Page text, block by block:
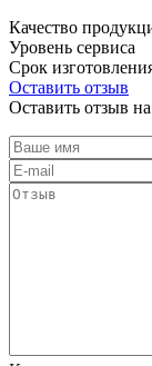
Качество
Уровень сервиса
Срок
Оставить отзыв
Оставить отзыв